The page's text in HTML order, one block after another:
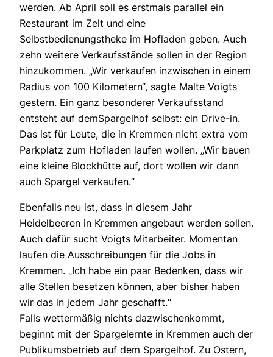
werden. Ab April soll es erstmals parallel ein
Restaurant im Zelt und eine
Selbstbedienungstheke im Hofladen geben. Auch
zehn weitere Verkaufsstände sollen in der Region
hinzukommen. „Wir verkaufen inzwischen in einem
Radius von 100 Kilometern“, sagte Malte Voigts
gestern. Ein ganz besonderer Verkaufsstand
entsteht auf demSpargelhof selbst: ein Drive-in.
Das ist für Leute, die in Kremmen nicht extra vom
Parkplatz zum Hofladen laufen wollen. „Wir bauen
eine kleine Blockhütte auf, dort wollen wir dann
auch Spargel verkaufen.“
Ebenfalls neu ist, dass in diesem Jahr
Heidelbeeren in Kremmen angebaut werden sollen.
Auch dafür sucht Voigts Mitarbeiter. Momentan
laufen die Ausschreibungen für die Jobs in
Kremmen. „Ich habe ein paar Bedenken, dass wir
alle Stellen besetzen können, aber bisher haben
wir das in jedem Jahr geschafft.“
Falls wettermäßig nichts dazwischenkommt,
beginnt mit der Spargelernte in Kremmen auch der
Publikumsbetrieb auf dem Spargelhof. Zu Ostern,